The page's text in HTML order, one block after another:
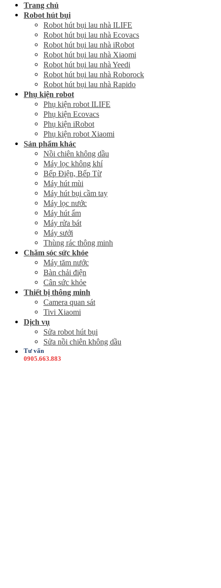
Trang chủ
Robot hút bụi
Robot hút bụi lau nhà ILIFE
Robot hút bụi lau nhà Ecovacs
Robot hút bụi lau nhà iRobot
Robot hút bụi lau nhà Xiaomi
Robot hút bụi lau nhà Yeedi
Robot hút bụi lau nhà Roborock
Robot hút bụi lau nhà Rapido
Phụ kiện robot
Phụ kiện robot ILIFE
Phụ kiện Ecovacs
Phụ kiện iRobot
Phụ kiện robot Xiaomi
Sản phẩm khác
Nồi chiên không dầu
Máy lọc không khí
Bếp Điện, Bếp Từ
Máy hút mùi
Máy hút bụi cầm tay
Máy lọc nước
Máy hút ẩm
Máy rửa bát
Máy sưởi
Thùng rác thông minh
Chăm sóc sức khỏe
Máy tăm nước
Bàn chải điện
Cân sức khỏe
Thiết bị thông minh
Camera quan sát
Tivi Xiaomi
Dịch vụ
Sửa robot hút bụi
Sửa nồi chiên không dầu
Tư vấn
0905.663.883